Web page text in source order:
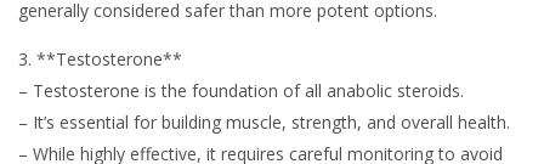
generally considered safer than more potent options.
3. **Testosterone**
– Testosterone is the foundation of all anabolic steroids.
– It’s essential for building muscle, strength, and overall health.
– While highly effective, it requires careful monitoring to avoid